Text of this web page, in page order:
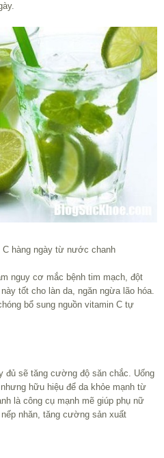
C hàng ngày từ nước chanh
nguy cơ mắc bệnh tim mạch, đột
tốt cho làn da, ngăn ngừa lão hóa.
bổ sung nguồn vitamin C tự
đủ sẽ tăng cường độ săn chắc. Uống
hữu hiệu để da khỏe mạnh từ
là công cụ mạnh mẽ giúp phụ nữ
nhăn, tăng cường sản xuất